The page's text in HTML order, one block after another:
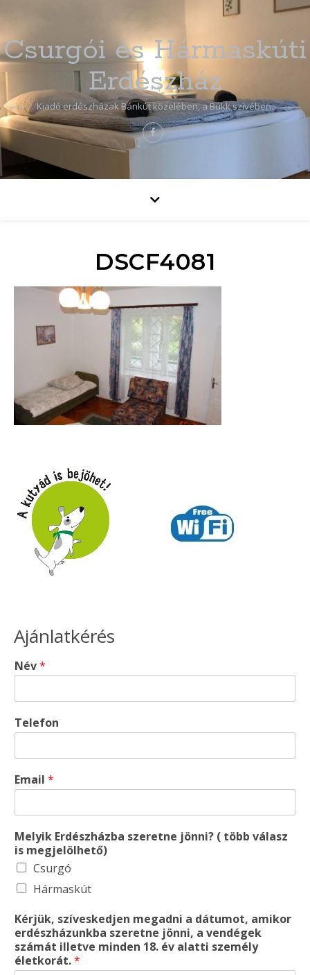
Csurgói és Hármaskúti
Erdészház
Kiadó erdészházak Bánkút közelében, a Bükk szívében.
DSCF4081
Ajánlatkérés
Név*
Telefon
Email *
Melyik Erdészházba szeretne jönni? ( több válasz
is megjelölhető)
Csurgó
Hármaskút
Kérjük, szíveskedjen megadni a dátumot, amikor
erdészházunkba szeretne jönni, a vendégek
számát illetve minden 18. év alatti személy
életkorát.*